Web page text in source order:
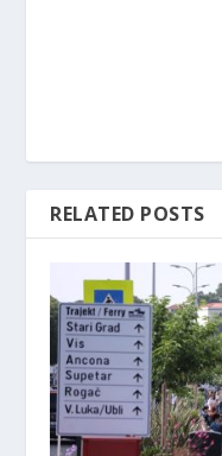
RELATED POSTS